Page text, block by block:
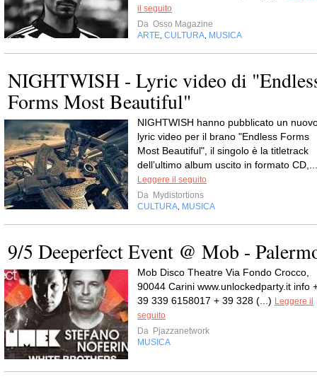
il seguito
Da Osso Magazine
ARTE CULTURA MUSICA
NIGHTWISH - Lyric video di
Forms Most Beautiful"
NIGHTWISH hanno pubblicato un
lyric video per il brano "Endless Forms
Most Beautiful", il singolo è la titletrack
dell’ultimo album uscito in formato CD,...
Leggere il seguito
Da Mydistortions
CULTURA MUSICA
9/5 Deeperfect Event @ Mob -
Mob Disco Theatre Via Fondo Crocco,
90044 Carini www.unlockedparty.it info
39 339 6158017 + 39 328 (...) Leggere il
seguito
Da Pjazzanetwork
MUSICA